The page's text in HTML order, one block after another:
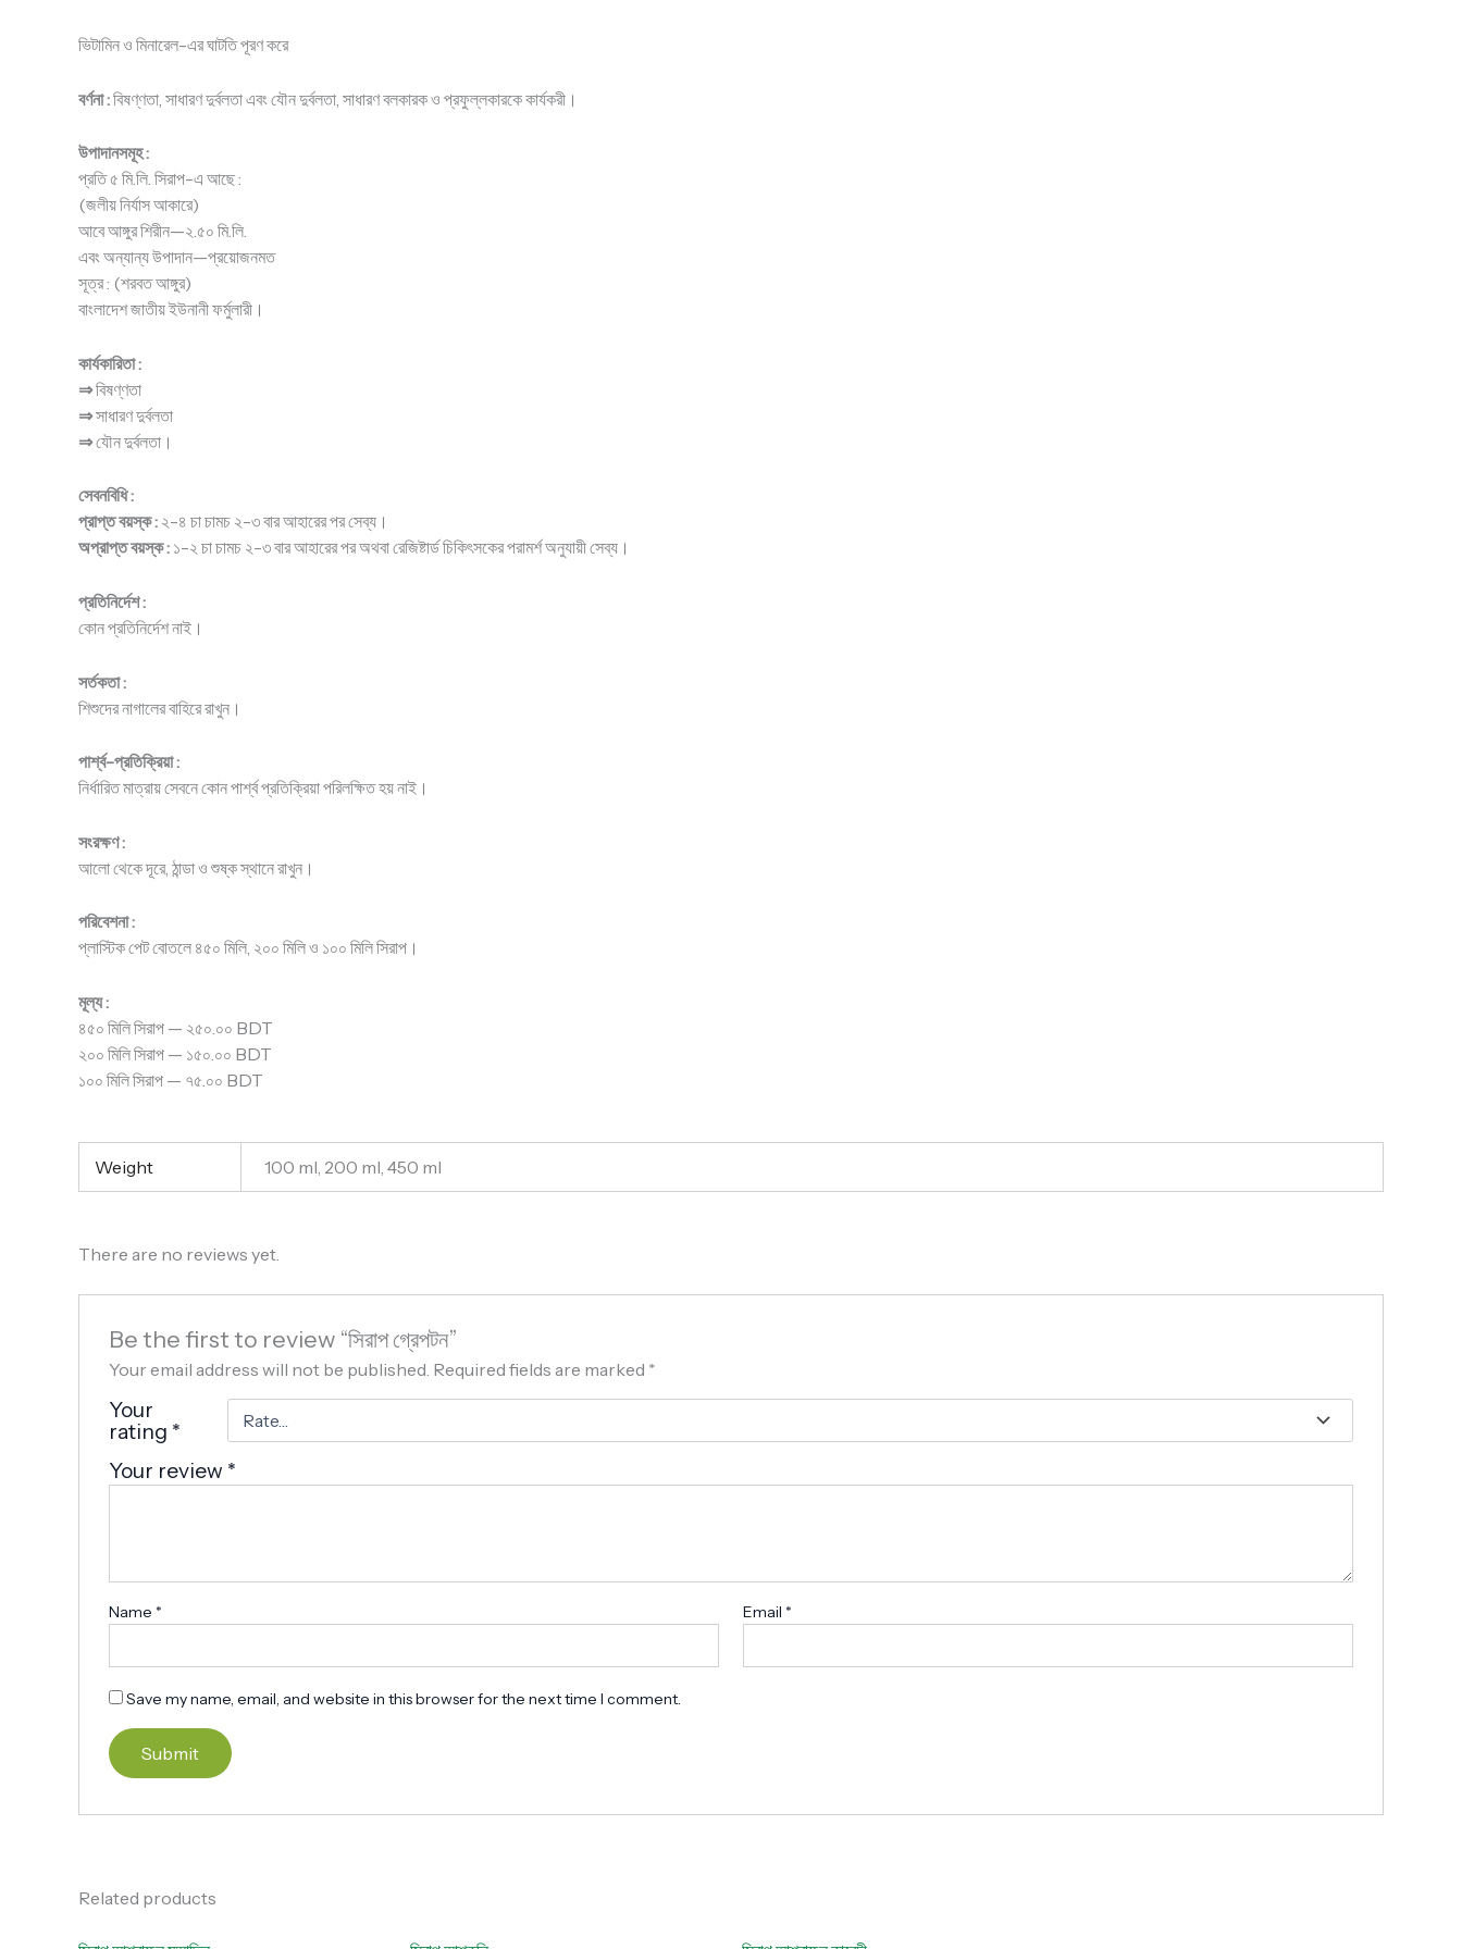
ভিটামিন ও মিনারেল-এর ঘাটতি পূরণ করে
বর্ণনা :বিষণ্ণতা, সাধারণ দুর্বলতা এবং যৌন দুর্বলতা, সাধারণ বলকারক ও প্রফুল্লকারকে কার্যকরী।
উপাদানসমূহ :
প্রতি ৫ মি.লি. সিরাপ-এ আছে :
(জলীয় নির্যাস আকারে)
আবে আঙ্গুর শিরীন—২.৫০ মি.লি.
এবং অন্যান্য উপাদান—প্রয়োজনমত
সূত্র : (শরবত আঙ্গুর)
বাংলাদেশ জাতীয় ইউনানী ফর্মুলারী।
কার্যকারিতা :
⇒বিষণ্ণতা
⇒সাধারণ দুর্বলতা
⇒যৌন দুর্বলতা।
সেবনবিধি :
প্রাপ্ত বয়স্ক : ২-৪ চা চামচ ২-৩ বার আহারের পর সেব্য।
অপ্রাপ্ত বয়স্ক : ১-২ চা চামচ ২-৩ বার আহারের পর অথবা রেজিষ্টার্ড চিকিৎসকের পরামর্শ অনুযায়ী সেব্য।
প্রতিনির্দেশ :
কোন প্রতিনির্দেশ নাই।
সর্তকতা :
শিশুদের নাগালের বাহিরে রাখুন।
পার্শ্ব-প্রতিক্রিয়া :
নির্ধারিত মাত্রায় সেবনে কোন পার্শ্ব প্রতিক্রিয়া পরিলক্ষিত হয় নাই।
সংরক্ষণ :
আলো থেকে দূরে, ঠান্ডা ও শুষ্ক স্থানে রাখুন।
পরিবেশনা :
প্লাস্টিক পেট বোতলে ৪৫০ মিলি, ২০০ মিলি ও ১০০ মিলি সিরাপ।
মূল্য :
৪৫০ মিলি সিরাপ — ২৫০.০০ BDT
২০০ মিলি সিরাপ — ১৫০.০০ BDT
১০০ মিলি সিরাপ — ৭৫.০০ BDT
Weight 100 ml, 200 ml, 450 ml
There are no reviews yet.
Be the first to review “সিরাপ গ্রেপটন”
Your email address will not be published. Required fields are marked *
Your
rating *
Your review *
Name * Email *
Save my name, email, and website in this browser for the next time I comment.
Related products